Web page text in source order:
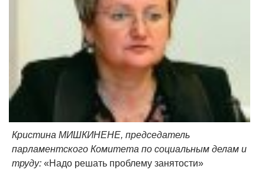
Кристина МИШКИНЕНЕ, председатель
парламентского Комитета по социальным делам и
труду: «Надо решать проблему занятости»